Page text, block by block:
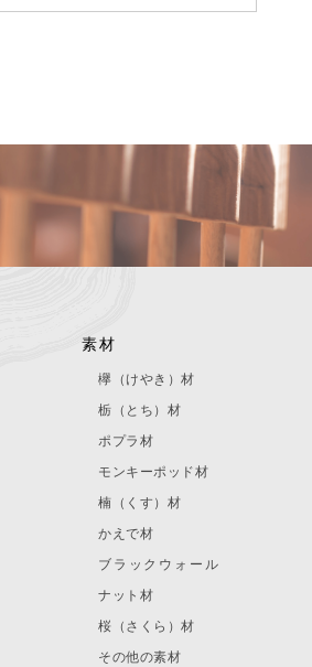
素材
欅（けやき）材
栃（とち）材
ポプラ材
モンキーポッド材
楠（くす）材
かえで材
ブラックウォール
ナット材
桜（さくら）材
その他の素材